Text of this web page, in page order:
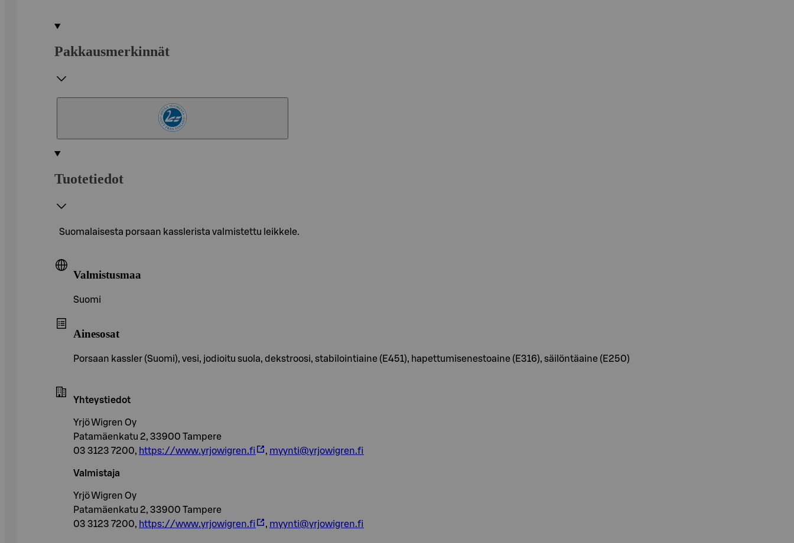
Pakkausmerkinnät
Tuotetiedot
Suomalaisesta porsaan kasslerista valmistettu leikkele.
Valmistusmaa
Suomi
Ainesosat
Porsaan kassler (Suomi), vesi, jodioitu suola, dekstroosi, stabilointiaine (E451), hapettumisenestoaine (E316), säilöntäaine (E250)
Yhteystiedot
Yrjö Wigren Oy
Patamäenkatu 2, 33900 Tampere
03 3123 7200, https://www.yrjowigren.fi , myynti@yrjowigren.fi
Valmistaja
Yrjö Wigren Oy
Patamäenkatu 2, 33900 Tampere
03 3123 7200, https://www.yrjowigren.fi , myynti@yrjowigren.fi